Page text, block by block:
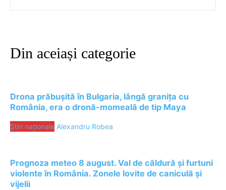
Din aceiași categorie
Drona prăbușită în Bulgaria, lângă granița cu
România, era o dronă-momeală de tip Maya
Știri naționale Alexandru Robea
Prognoza meteo 8 august. Val de căldură și furtuni
violente în România. Zonele lovite de caniculă și
vijelii